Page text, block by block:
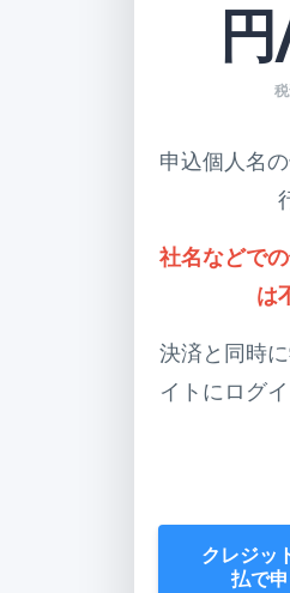
申込個人名
社名などで
は
決済と同時
イトにログ
クレジッ
払で